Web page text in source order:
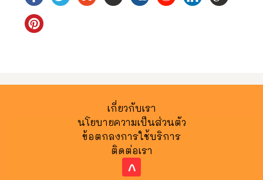
เกี่ยวกับเรา
นโยบายความเป็นส่วนตัว
ข้อตกลงการใช้บริการ
ติดต่อเรา
^